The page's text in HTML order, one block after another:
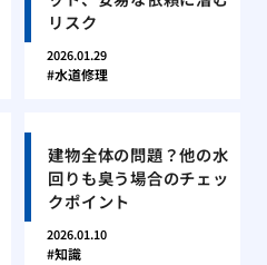
リスク
2026.01.29
水道修理
建物全体の問題？他の水
回りも臭う場合のチェッ
クポイント
2026.01.10
知識